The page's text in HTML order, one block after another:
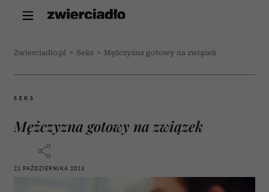
Zwierciadlo.pl > Seks > Mężczyzna gotowy na związek
SEKS
Mężczyzna gotowy na związek
21 PAŹDZIERNIKA 2013